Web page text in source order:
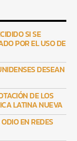
SI SE
POR EL USO DE
DESEAN
DE LOS
LATINA NUEVA
EN REDES